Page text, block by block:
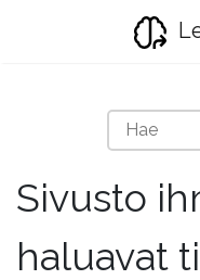
Sivusto
haluavat